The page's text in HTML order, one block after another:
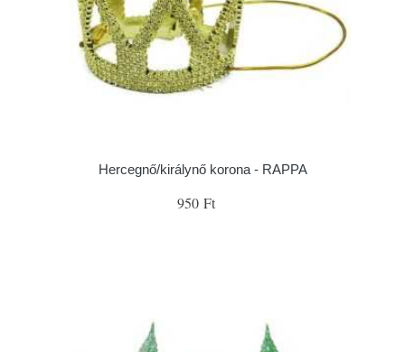
Hercegnő/királynő korona - RAPPA
950 Ft